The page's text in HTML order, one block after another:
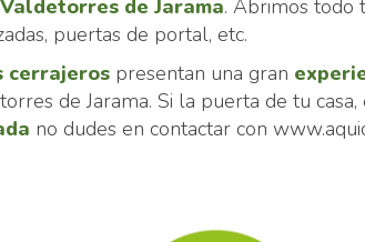
Valdetorres de Jarama. Abrimos todo
puertas de portal, etc.
cerrajeros presentan una gran
de Jarama. Si la puerta de tu
no dudes en contactar con